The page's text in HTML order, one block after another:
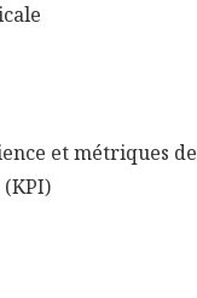
et métriques de